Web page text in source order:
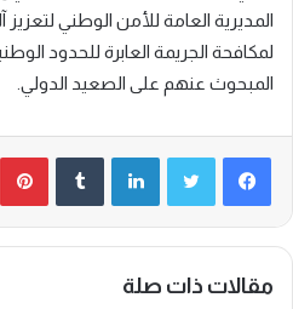
المديرية العامة للأمن الوطني لتعزيز
لمكافحة الجريمة العابرة للحدود
المبحوث عنهم على الصعيد الدولي.
لينكدإن
مقالات ذات صلة